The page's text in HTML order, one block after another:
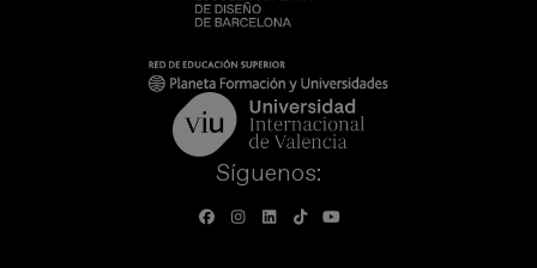
Síguenos: